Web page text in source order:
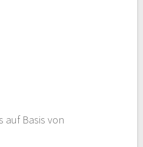
Basis von